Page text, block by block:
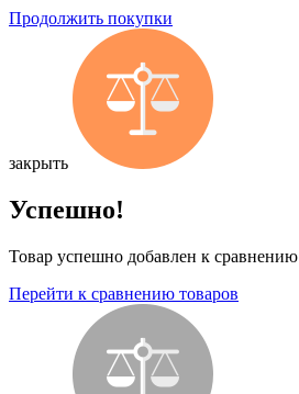
Продолжить покупки
закрыть
Успешно!
Товар успешно добавлен к сравнению
Перейти к сравнению товаров